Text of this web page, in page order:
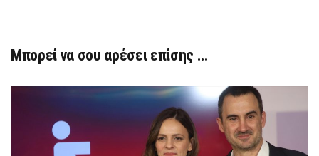
Μπορεί να σου αρέσει επίσης …